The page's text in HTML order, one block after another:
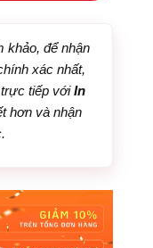
khảo, để nhận
xác nhất,
trực tiếp vớiIn
hơn và nhận